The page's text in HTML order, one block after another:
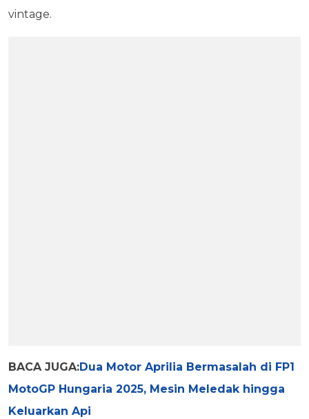
vintage.
BACA JUGA:Dua Motor Aprilia Bermasalah di FP1
MotoGP Hungaria 2025, Mesin Meledak hingga
Keluarkan Api